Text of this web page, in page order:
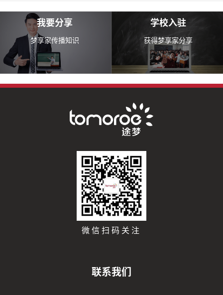
我要分享
梦享家传播知识
学校入驻
获得梦享家分享
微信扫码关注
联系我们